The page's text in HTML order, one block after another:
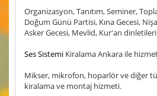
Organizasyon, Tanıtım, Seminer,
Doğum Günü Partisi, Kına Gecesi,
Asker Gecesi, Mevlid, Kur'an
Ses Sistemi Kiralama Ankara ile
Mikser, mikrofon, hoparlör ve diğer
kiralama ve montaj hizmeti.